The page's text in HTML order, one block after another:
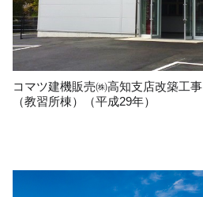
コマツ建機販売㈱高知支店改築工事
（教習所棟）（平成29年）